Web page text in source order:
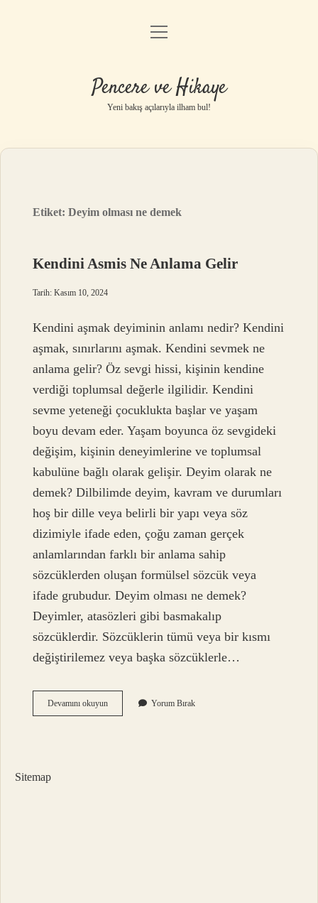
Anasayfa
Yasal Uyarı
menüyü
Pencere ve Hikaye
Yeni bakış açılarıyla ilham bul!
Etiket:Deyim olması ne demek
Kendini Asmis Ne Anlama Gelir
Tarih: Kasım 10, 2024
Kendini aşmak deyiminin anlamı nedir? Kendini
aşmak, sınırlarını aşmak. Kendini sevmek ne
anlama gelir? Öz sevgi hissi, kişinin kendine
verdiği toplumsal değerle ilgilidir. Kendini
sevme yeteneği çocuklukta başlar ve yaşam
boyu devam eder. Yaşam boyunca öz sevgideki
değişim, kişinin deneyimlerine ve toplumsal
kabulüne bağlı olarak gelişir. Deyim olarak ne
demek? Dilbilimde deyim, kavram ve durumları
hoş bir dille veya belirli bir yapı veya söz
dizimiyle ifade eden, çoğu zaman gerçek
anlamlarından farklı bir anlama sahip
sözcüklerden oluşan formülsel sözcük veya
ifade grubudur. Deyim olması ne demek?
Deyimler, atasözleri gibi basmakalıp
sözcüklerdir. Sözcüklerin tümü veya bir kısmı
değiştirilemez veya başka sözcüklerle…
Devamını okuyunKendini
Asmis
Yorum Bırak
Sitemap